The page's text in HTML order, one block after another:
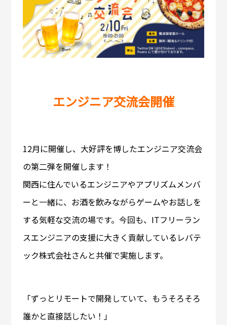
エンジニア交流会開催
12月に開催し、大好評を博したエンジニア交流会
の第二弾を開催します！
関西に住んでいるエンジニアやアプリズムメンバ
ーと一緒に、お酒を飲みながらゲームやお話しを
する気軽な交流の場です。今回も、ITフリーラン
スエンジニアの支援に大きく貢献しているレバテ
ック株式会社さんと共催で実施します。
「ずっとリモートで開発していて、もうそろそろ
誰かと直接話したい！」